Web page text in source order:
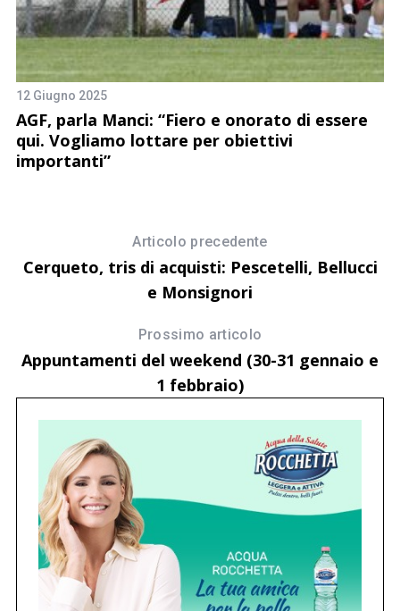
12 Giugno 2025
AGF, parla Manci: “Fiero e onorato di essere
qui. Vogliamo lottare per obiettivi
importanti”
Articolo precedente
Cerqueto, tris di acquisti: Pescetelli, Bellucci
e Monsignori
Prossimo articolo
Appuntamenti del weekend (30-31 gennaio e
1 febbraio)